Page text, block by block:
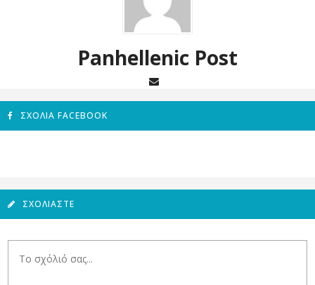
Panhellenic Post
ΣΧΌΛΙΑ FACEBOOK
ΣΧΟΛΙΆΣΤΕ